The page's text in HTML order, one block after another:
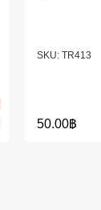
TR413
50.00฿